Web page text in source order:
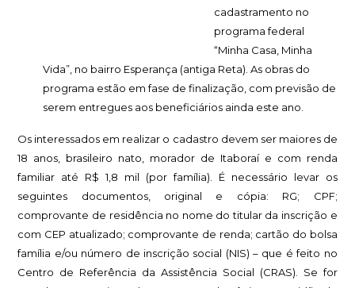
cadastramento no
programa federal
“Minha Casa, Minha
Vida”, no bairro Esperança (antiga Reta). As obras do
programa estão em fase de finalização, com previsão de
serem entregues aos beneficiários ainda este ano.
Os interessados em realizar o cadastro devem ser maiores de
18 anos, brasileiro nato, morador de Itaboraí e com renda
familiar até R$ 1,8 mil (por família). É necessário levar os
seguintes documentos, original e cópia: RG; CPF;
comprovante de residência no nome do titular da inscrição e
com CEP atualizado; comprovante de renda; cartão do bolsa
família e/ou número de inscrição social (NIS) – que é feito no
Centro de Referência da Assistência Social (CRAS). Se for